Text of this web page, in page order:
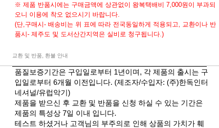
※ 제품 반품시에는 구매금액에 상관없이 왕복택배비 7,000원이 부과되
오니 이용에 착오 없으시기 바랍니다.
(단,구매시- 배송비는 위 표에 따라 전국동일하게 적용되고, 교환이나 반
품시- 제주도 및 도서산간지역은 실비로 청구됩니다.)
교환 및 반품, 환불 안내
품질보증기간은 구입일로부터 1년이며, 각 제품의 출시는 구
입일로부터 6개월 이전입니다. (제조자/수입자: (주)한독인터
네셔널/유럽악기)
제품을 받으신 후 교환 및 반품을 신청 하실 수 있는 기간은
제품의 특성상 7일 이내 입니다.
테스트 하셨거나 고객님의 부주의로 인해 상품의 가치가 훼